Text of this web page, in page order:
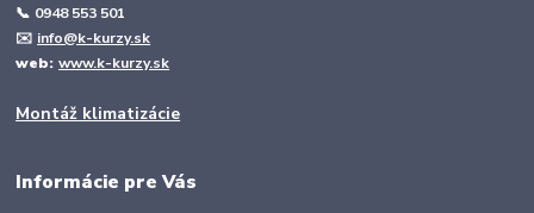
📞 0948 553 501
✉️ info@k-kurzy.sk
web:www.k-kurzy.sk
Montáž klimatizácie
Informácie pre Vás